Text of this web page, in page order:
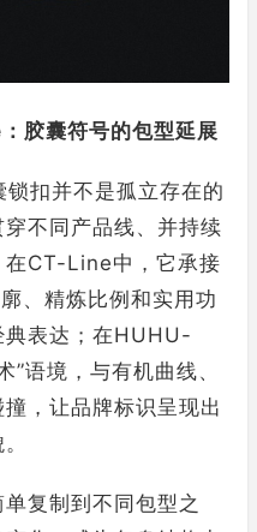
胶囊符号的包型延展
扣并不是孤立存在的
不同产品线、并持续
在CT-Line中，它承接
、精炼比例和实用功
典表达；在HUHU-
语境，与有机曲线、
，让品牌标识呈现出
复制到不同包型之